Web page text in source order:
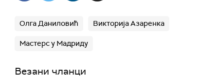
Олга Даниловић Викторија Азаренка
Мастерс у Мадриду
Везани чланци